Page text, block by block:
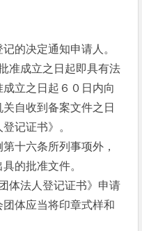
的决定通知申请人。
准成立之日起即具有法
立之日起６０日内向
自收到备案文件之日
记证书》。
十六条所列事项外，
的批准文件。
体法人登记证书》申请
体应当将印章式样和